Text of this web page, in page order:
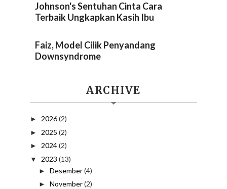
Johnson's Sentuhan Cinta Cara
Terbaik Ungkapkan Kasih Ibu
Faiz, Model Cilik Penyandang
Downsyndrome
ARCHIVE
► 2026(2)
► 2025 (2)
► 2024(2)
▼ 2023 (13)
► Desember(4)
► November(2)